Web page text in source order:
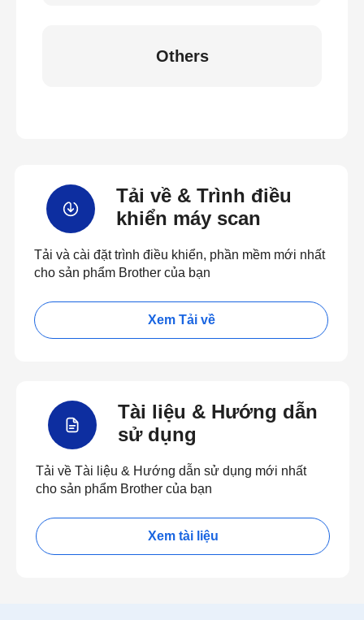
Others
Tải về & Trình điều
khiển máy scan
Tải và cài đặt trình điều khiển, phần mềm mới nhất
cho sản phẩm Brother của bạn
Xem Tải về
Tài liệu & Hướng dẫn
sử dụng
Tải về Tài liệu & Hướng dẫn sử dụng mới nhất
cho sản phẩm Brother của bạn
Xem tài liệu